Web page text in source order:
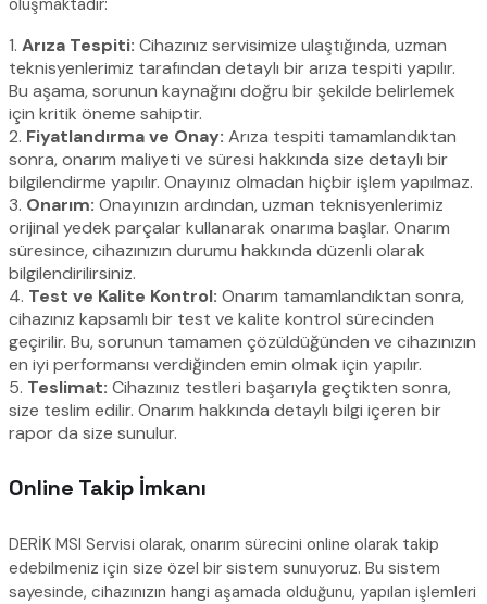
1. Arıza Tespiti: Cihazınız servisimize ulaştığında, uzman
teknisyenlerimiz tarafından detaylı bir arıza tespiti yapılır.
Bu aşama, sorunun kaynağını doğru bir şekilde belirlemek
için kritik öneme sahiptir.
2. Fiyatlandırma ve Onay: Arıza tespiti tamamlandıktan
sonra, onarım maliyeti ve süresi hakkında size detaylı bir
bilgilendirme yapılır. Onayınız olmadan hiçbir işlem yapılmaz.
3. Onarım: Onayınızın ardından, uzman teknisyenlerimiz
orijinal yedek parçalar kullanarak onarıma başlar. Onarım
süresince, cihazınızın durumu hakkında düzenli olarak
bilgilendirilirsiniz.
4. Test ve Kalite Kontrol: Onarım tamamlandıktan sonra,
cihazınız kapsamlı bir test ve kalite kontrol sürecinden
geçirilir. Bu, sorunun tamamen çözüldüğünden ve cihazınızın
en iyi performansı verdiğinden emin olmak için yapılır.
5. Teslimat: Cihazınız testleri başarıyla geçtikten sonra,
size teslim edilir. Onarım hakkında detaylı bilgi içeren bir
rapor da size sunulur.
Online Takip İmkanı
DERİK MSI Servisi olarak, onarım sürecini online olarak takip
edebilmeniz için size özel bir sistem sunuyoruz. Bu sistem
sayesinde, cihazınızın hangi aşamada olduğunu, yapılan işlemleri